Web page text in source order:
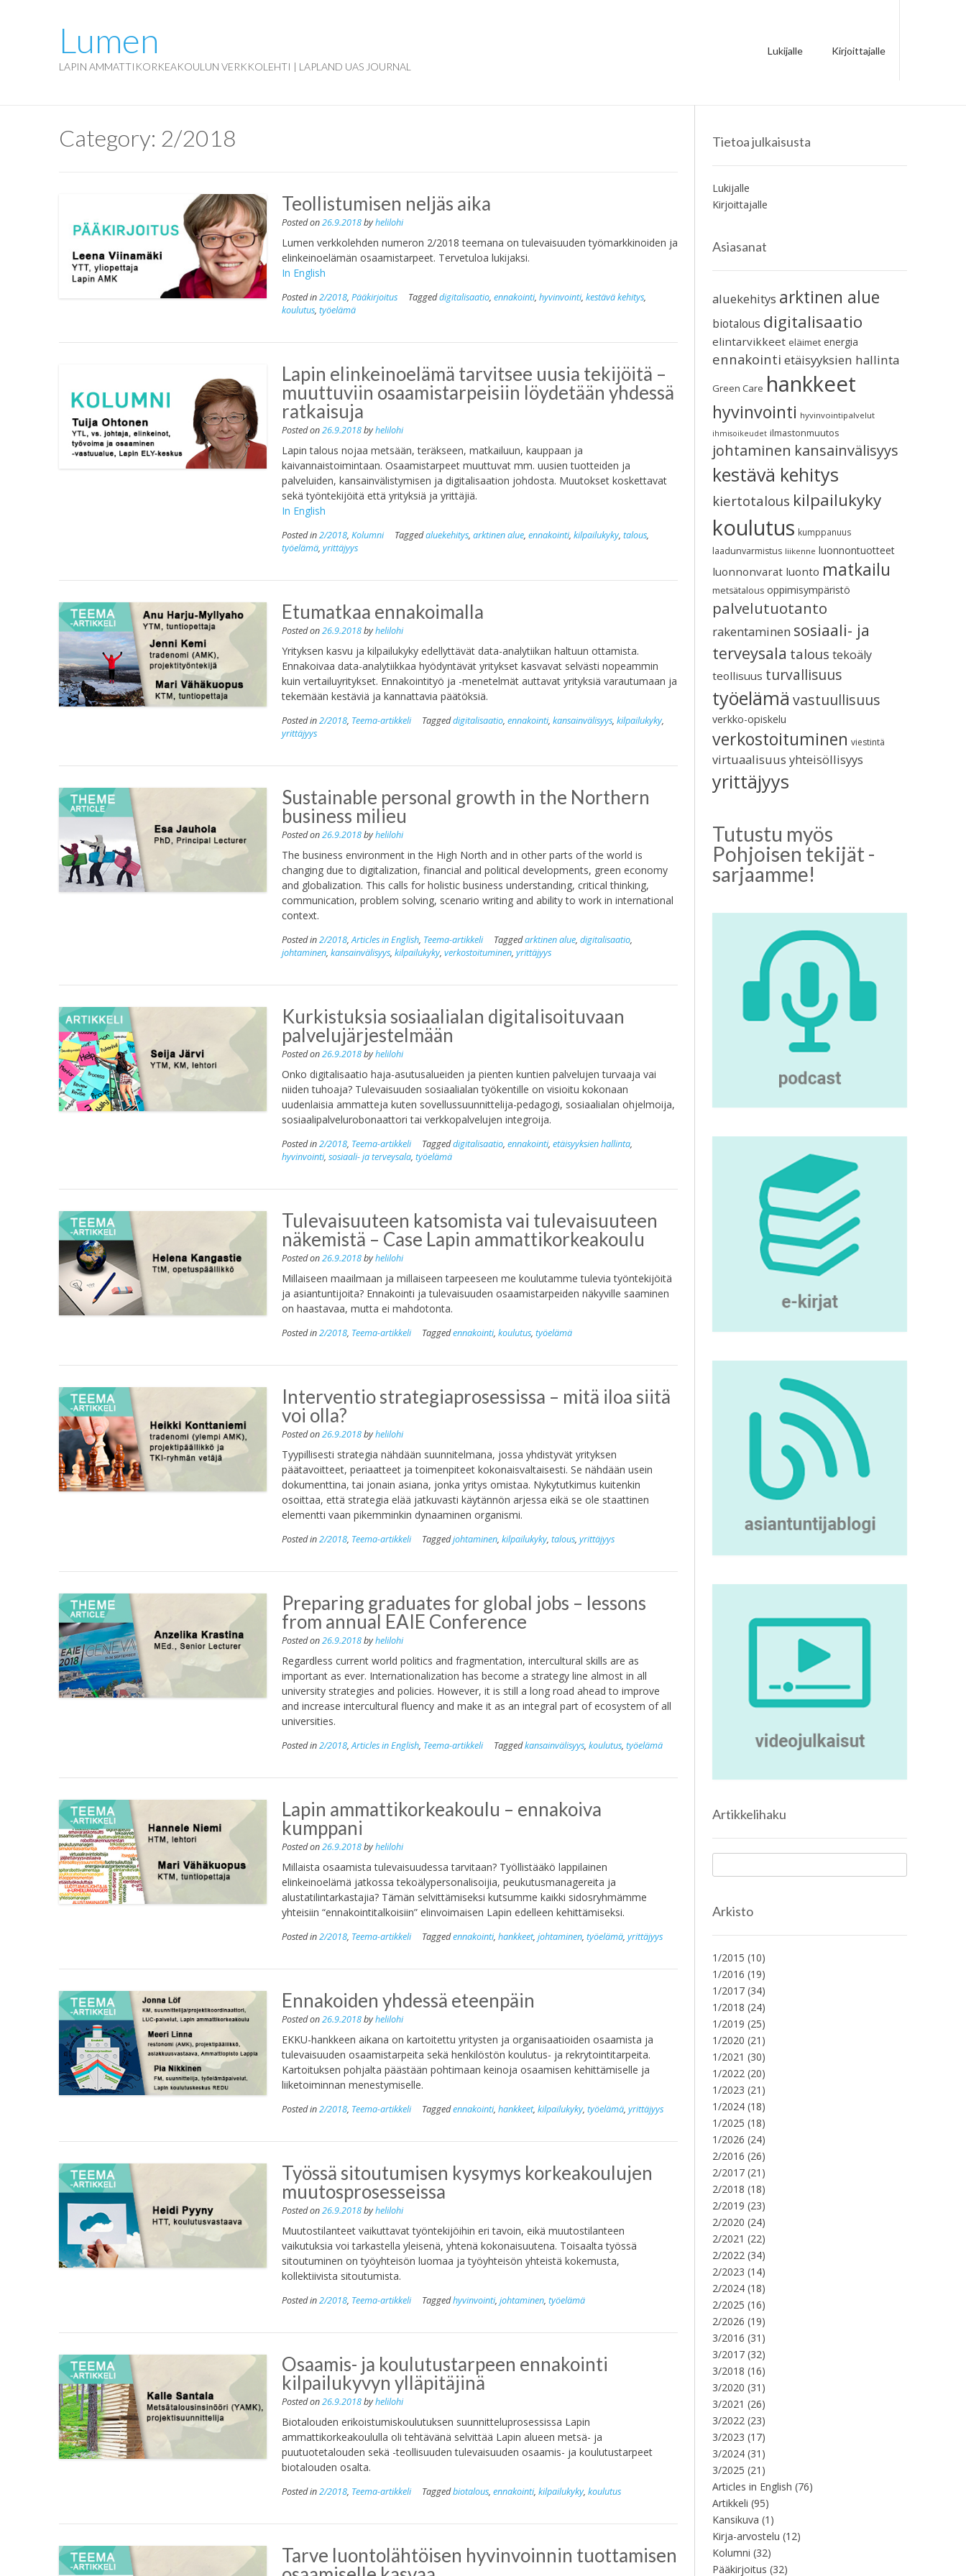
Lumen
LAPIN AMMATTIKORKEAKOULUN VERKKOLEHTI | LAPLAND UAS JOURNAL
Lukijalle Kirjoittajalle
Category: 2/2018
Teollistumisen neljäs aika
Posted on26.9.2018byhelilohi
Lumen verkkolehden numeron 2/2018 teemana on tulevaisuuden työmarkkinoiden ja
elinkeinoelämän osaamistarpeet. Tervetuloa lukijaksi.
In English
Posted in2/2018,Pääkirjoitus Taggeddigitalisaatio,ennakointi,hyvinvointi,kestävä kehitys,
koulutus,työelämä
Lapin elinkeinoelämä tarvitsee uusia tekijöitä –
muuttuviin osaamistarpeisiin löydetään yhdessä
ratkaisuja
Posted on26.9.2018byhelilohi
Lapin talous nojaa metsään, teräkseen, matkailuun, kauppaan ja
kaivannaistoimintaan. Osaamistarpeet muuttuvat mm. uusien tuotteiden ja
palveluiden, kansainvälistymisen ja digitalisaation johdosta. Muutokset koskettavat
sekä työntekijöitä että yrityksiä ja yrittäjiä.
In English
Posted in2/2018,Kolumni Taggedaluekehitys,arktinen alue,ennakointi,kilpailukyky,talous,
työelämä,yrittäjyys
Etumatkaa ennakoimalla
Posted on26.9.2018byhelilohi
Yrityksen kasvu ja kilpailukyky edellyttävät data-analytiikan haltuun ottamista.
Ennakoivaa data-analytiikkaa hyödyntävät yritykset kasvavat selvästi nopeammin
kuin vertailuyritykset. Ennakointityö ja -menetelmät auttavat yrityksiä varautumaan ja
tekemään kestäviä ja kannattavia päätöksiä.
Posted in2/2018, Teema-artikkeli Taggeddigitalisaatio,ennakointi,kansainvälisyys,kilpailukyky,
yrittäjyys
Sustainable personal growth in the Northern
business milieu
Posted on26.9.2018byhelilohi
The business environment in the High North and in other parts of the world is
changing due to digitalization, financial and political developments, green economy
and globalization. This calls for holistic business understanding, critical thinking,
communication, problem solving, scenario writing and ability to work in international
context.
Posted in2/2018,Articles in English, Teema-artikkeli Taggedarktinen alue,digitalisaatio,
johtaminen,kansainvälisyys,kilpailukyky,verkostoituminen,yrittäjyys
Kurkistuksia sosiaalialan digitalisoituvaan
palvelujärjestelmään
Posted on26.9.2018byhelilohi
Onko digitalisaatio haja-asutusalueiden ja pienten kuntien palvelujen turvaaja vai
niiden tuhoaja? Tulevaisuuden sosiaalialan työkentille on visioitu kokonaan
uudenlaisia ammatteja kuten sovellussuunnittelija-pedagogi, sosiaalialan ohjelmoija,
sosiaalipalvelurobonaattori tai verkkopalvelujen integroija.
Posted in2/2018, Teema-artikkeli Taggeddigitalisaatio,ennakointi,etäisyyksien hallinta,
hyvinvointi,sosiaali- ja terveysala,työelämä
Tulevaisuuteen katsomista vai tulevaisuuteen
näkemistä – Case Lapin ammattikorkeakoulu
Posted on26.9.2018byhelilohi
Millaiseen maailmaan ja millaiseen tarpeeseen me koulutamme tulevia työntekijöitä
ja asiantuntijoita? Ennakointi ja tulevaisuuden osaamistarpeiden näkyville saaminen
on haastavaa, mutta ei mahdotonta.
Posted in2/2018, Teema-artikkeli Taggedennakointi,koulutus,työelämä
Interventio strategiaprosessissa – mitä iloa siitä
voi olla?
Posted on26.9.2018byhelilohi
Tyypillisesti strategia nähdään suunnitelmana, jossa yhdistyvät yrityksen
päätavoitteet, periaatteet ja toimenpiteet kokonaisvaltaisesti. Se nähdään usein
dokumenttina, tai jonain asiana, jonka yritys omistaa. Nykytutkimus kuitenkin
osoittaa, että strategia elää jatkuvasti käytännön arjessa eikä se ole staattinen
elementti vaan pikemminkin dynaaminen organismi.
Posted in2/2018, Teema-artikkeli Taggedjohtaminen,kilpailukyky,talous,yrittäjyys
Preparing graduates for global jobs – lessons
from annual EAIE Conference
Posted on26.9.2018byhelilohi
Regardless current world politics and fragmentation, intercultural skills are as
important as ever. Internationalization has become a strategy line almost in all
university strategies and policies. However, it is still a long road ahead to improve
and increase intercultural fluency and make it as an integral part of ecosystem of all
universities.
Posted in2/2018,Articles in English, Teema-artikkeli Taggedkansainvälisyys,koulutus,työelämä
Lapin ammattikorkeakoulu – ennakoiva
kumppani
Posted on26.9.2018byhelilohi
Millaista osaamista tulevaisuudessa tarvitaan? Työllistääkö lappilainen
elinkeinoelämä jatkossa tekoälypersonalisoijia, peukutusmanagereita ja
alustatilintarkastajia? Tämän selvittämiseksi kutsumme kaikki sidosryhmämme
yhteisiin “ennakointitalkoisiin” elinvoimaisen Lapin edelleen kehittämiseksi.
Posted in2/2018, Teema-artikkeli Taggedennakointi,hankkeet,johtaminen,työelämä,yrittäjyys
Ennakoiden yhdessä eteenpäin
Posted on26.9.2018byhelilohi
EKKU-hankkeen aikana on kartoitettu yritysten ja organisaatioiden osaamista ja
tulevaisuuden osaamistarpeita sekä henkilöstön koulutus- ja rekrytointitarpeita.
Kartoituksen pohjalta päästään pohtimaan keinoja osaamisen kehittämiselle ja
liiketoiminnan menestymiselle.
Posted in2/2018, Teema-artikkeli Taggedennakointi,hankkeet,kilpailukyky,työelämä,yrittäjyys
Työssä sitoutumisen kysymys korkeakoulujen
muutosprosesseissa
Posted on26.9.2018byhelilohi
Muutostilanteet vaikuttavat työntekijöihin eri tavoin, eikä muutostilanteen
vaikutuksia voi tarkastella yleisenä, yhtenä kokonaisuutena. Toisaalta työssä
sitoutuminen on työyhteisön luomaa ja työyhteisön yhteistä kokemusta,
kollektiivista sitoutumista.
Posted in2/2018, Teema-artikkeli Taggedhyvinvointi,johtaminen,työelämä
Osaamis- ja koulutustarpeen ennakointi
kilpailukyvyn ylläpitäjinä
Posted on26.9.2018byhelilohi
Biotalouden erikoistumiskoulutuksen suunnitteluprosessissa Lapin
ammattikorkeakoululla oli tehtävänä selvittää Lapin alueen metsä- ja
puutuotetalouden sekä -teollisuuden tulevaisuuden osaamis- ja koulutustarpeet
biotalouden osalta.
Posted in2/2018, Teema-artikkeli Taggedbiotalous,ennakointi,kilpailukyky,koulutus
Tarve luontolähtöisen hyvinvoinnin tuottamisen
Tietoa julkaisusta
Lukijalle
Kirjoittajalle
Asiasanat
aluekehitys arktinen alue
biotalous digitalisaatio
elintarvikkeet eläimet energia
ennakointi etäisyyksien hallinta
Green Care hankkeet
hyvinvointi hyvinvointipalvelut
ihmisoikeudet ilmastonmuutos
johtaminen kansainvälisyys
kestävä kehitys
kiertotalous kilpailukyky
koulutus kumppanuus
laadunvarmistus liikenne luonnontuotteet
luonnonvarat luonto matkailu
metsätalous oppimisympäristö
palvelutuotanto
rakentaminen sosiaali- ja
terveysala talous tekoäly
teollisuus turvallisuus
työelämä vastuullisuus
verkko-opiskelu
verkostoituminen viestintä
virtuaalisuus yhteisöllisyys
yrittäjyys
Tutustu myös
Pohjoisen tekijät -
sarjaamme!
Artikkelihaku
Arkisto
1/2015 (10)
1/2016 (19)
1/2017(34)
1/2018 (24)
1/2019 (25)
1/2020 (21)
1/2021 (30)
1/2022 (20)
1/2023 (21)
1/2024(18)
1/2025 (18)
1/2026 (24)
2/2016 (26)
2/2017(21)
2/2018 (18)
2/2019 (23)
2/2020 (24)
2/2021 (22)
2/2022 (34)
2/2023 (14)
2/2024(18)
2/2025 (16)
2/2026 (19)
3/2016 (31)
3/2017(32)
3/2018 (16)
3/2020 (31)
3/2021 (26)
3/2022 (23)
3/2023 (17)
3/2024(31)
3/2025 (21)
Articles in English (76)
Artikkeli (95)
Kansikuva (1)
Kirja-arvostelu (12)
Kolumni (32)
Pääkirjoitus (32)